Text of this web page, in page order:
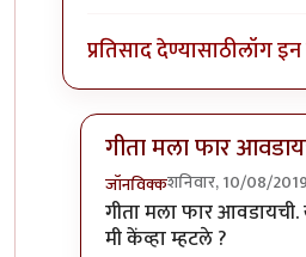
प्रतिसाद देण्यासाठीलॉग
गीता मला फार
जॉनविक्कशनिवार, 10/08/
In reply toगीता मला
गीता मला फार
मी केंव्हा म्हटले ?